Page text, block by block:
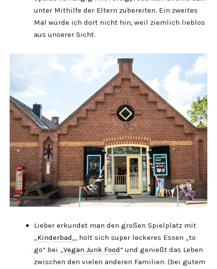
unter Mithilfe der Eltern zubereiten. Ein zweites
Mal würde ich dort nicht hin, weil ziemlich lieblos
aus unserer Sicht.
Lieber erkundet man den großen Spielplatz mit
„Kinderbad„, holt sich super leckeres Essen „to
go“ bei „Vegan Junk Food“ und genießt das Leben
zwischen den vielen anderen Familien. (bei gutem